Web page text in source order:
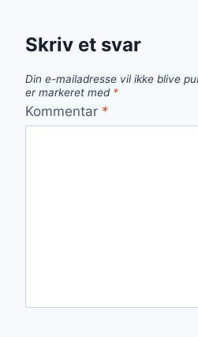
Skriv et svar
Din e-mailadresse vil ikke blive
er markeret med *
Kommentar *